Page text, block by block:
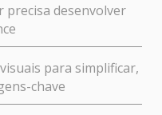
precisa desenvolver
para simplificar,
chave